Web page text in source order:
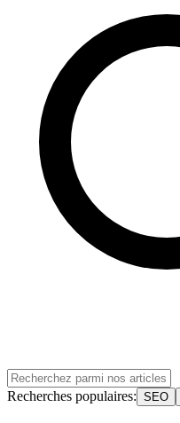
Recherches populaires: SEO